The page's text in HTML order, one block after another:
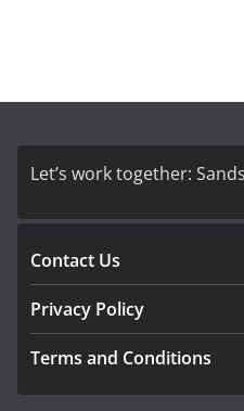
Let’s work together:
Contact Us
Privacy Policy
Terms and Conditions